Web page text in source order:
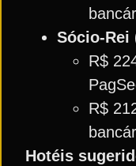
Sócio-Rei
R$
R$
Hotéis